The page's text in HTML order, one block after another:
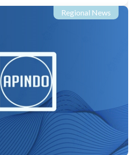
Regional News